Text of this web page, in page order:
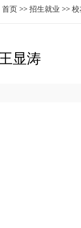
首页 >> 招生就业 >> 校
显涛